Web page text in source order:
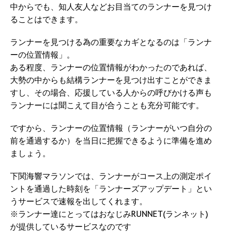
中からでも、知人友人などお目当てのランナーを見つけ
ることはできます。
ランナーを見つける為の重要なカギとなるのは「ランナ
ーの位置情報」。
ある程度、ランナーの位置情報がわかったのであれば、
大勢の中からも結構ランナーを見つけ出すことができま
すし、その場合、応援している人からの呼びかける声も
ランナーには聞こえて目が合うことも充分可能です。
ですから、ランナーの位置情報（ランナーがいつ自分の
前を通過するか）を当日に把握できるように準備を進め
ましょう。
下関海響マラソンでは、ランナーがコース上の測定ポイ
ントを通過した時刻を「ランナーズアップデート」とい
うサービスで速報を出してくれます。
※ランナー達にとってはおなじみRUNNET(ランネット)
が提供しているサービスなのです